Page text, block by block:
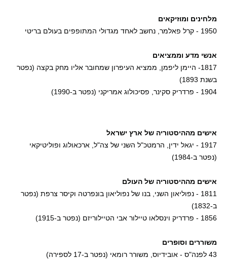
מלחינים ומוזיקאים
1950 - קרל פאלמר, נחשב לאחד מגדולי המתופפים בעולם בריטי
אנשי מדע וממציאים
1817- היימן ליפמן, ממציא העיפרון שמחובר אליו מחק בקצה (נפטר
בשנת 1893)
1904 - פרדריק סקינר, פסיכולוג אמריקני (נפטר ב-1990)
אישים מההיסטוריה של ארץ ישראל
1917 - יגאל ידין, הרמטכ"ל השני של צה"ל, ארכאולוג ופוליטיקאי
(נפטר ב-1984)
אישים מההיסטוריה של העולם
1811 - נפוליאון השני, בנו של נפוליאון בונפרטה וקיסר צרפת (נפטר
ב-1832)
1856 - פרדריק וינסלאו טיילור אבי הטיילוריזם (נפטר ב-1915)
משוררים וסופרים
43 לפנה"ס - אובידיוס, משורר רומאי (נפטר ב-17 לספירה)